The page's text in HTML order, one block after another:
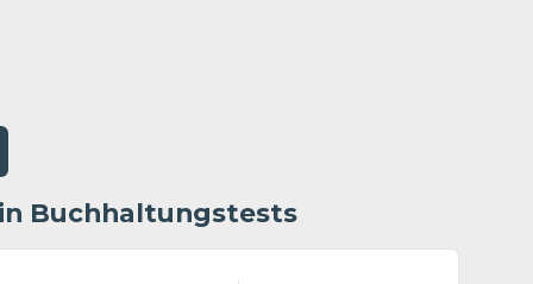
Buchhaltungstests